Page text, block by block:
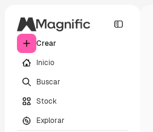
Crear
Inicio
Buscar
Stock
Explorar